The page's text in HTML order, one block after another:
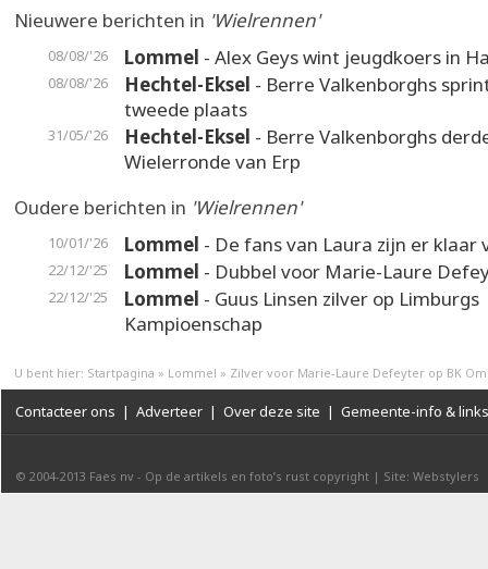
Nieuwere berichten in 'Wielrennen'
08/08/'26 Lommel - Alex Geys wint jeugdkoers in
08/08/'26 Hechtel-Eksel - Berre Valkenborghs
tweede plaats
31/05/'26 Hechtel-Eksel - Berre Valkenborghs
Wielerronde van Erp
Oudere berichten in 'Wielrennen'
10/01/'26 Lommel - De fans van Laura zijn er klaar
22/12/'25 Lommel - Dubbel voor Marie-Laure
22/12/'25 Lommel - Guus Linsen zilver op Limburgs
Kampioenschap
U bent hier: Startpagina » Lommel » Zilver voor Marie-Laure Defeyter op BK
Contacteer ons | Adverteer | Over deze site | Gemeente-info & links
© 2004-2013 Faes nv - Op de artikels en foto’s rust copyright | Site: Webstylers